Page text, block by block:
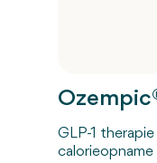
GLP-1
calorieopname